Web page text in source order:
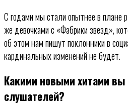
С годами мы стали опытнее в плане
же девочками с «Фабрики звезд»,
об этом нам пишут поклонники в
кардинальных изменений не будет.
Какими новыми хитами вы
слушателей?